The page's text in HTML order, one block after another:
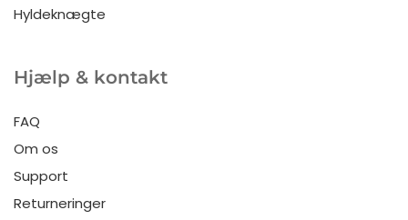
Hyldeknægte
Hjælp & kontakt
FAQ
Om os
Support
Returneringer